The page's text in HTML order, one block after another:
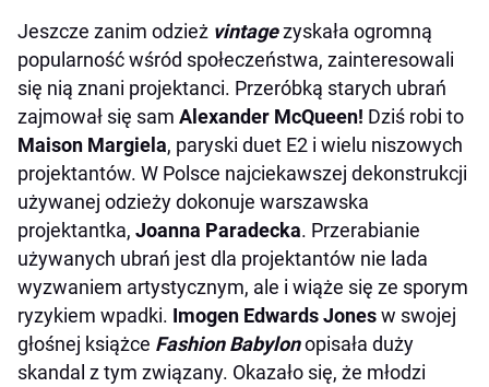
Jeszcze zanim odzież vintagezyskała ogromną
popularność wśród społeczeństwa, zainteresowali
się nią znani projektanci. Przeróbką starych ubrań
zajmował się sam Alexander McQueen! Dziś robi to
Maison Margiela, paryski duet E2 i wielu niszowych
projektantów. W Polsce najciekawszej dekonstrukcji
używanej odzieży dokonuje warszawska
projektantka, Joanna Paradecka. Przerabianie
używanych ubrań jest dla projektantów nie lada
wyzwaniem artystycznym, ale i wiąże się ze sporym
ryzykiem wpadki. Imogen Edwards Jonesw swojej
głośnej książce Fashion Babylonopisała duży
skandal z tym związany. Okazało się, że młodzi